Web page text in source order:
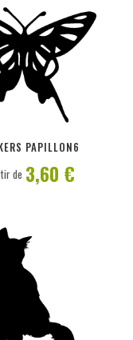
PAPILLON6
de 3,60 €